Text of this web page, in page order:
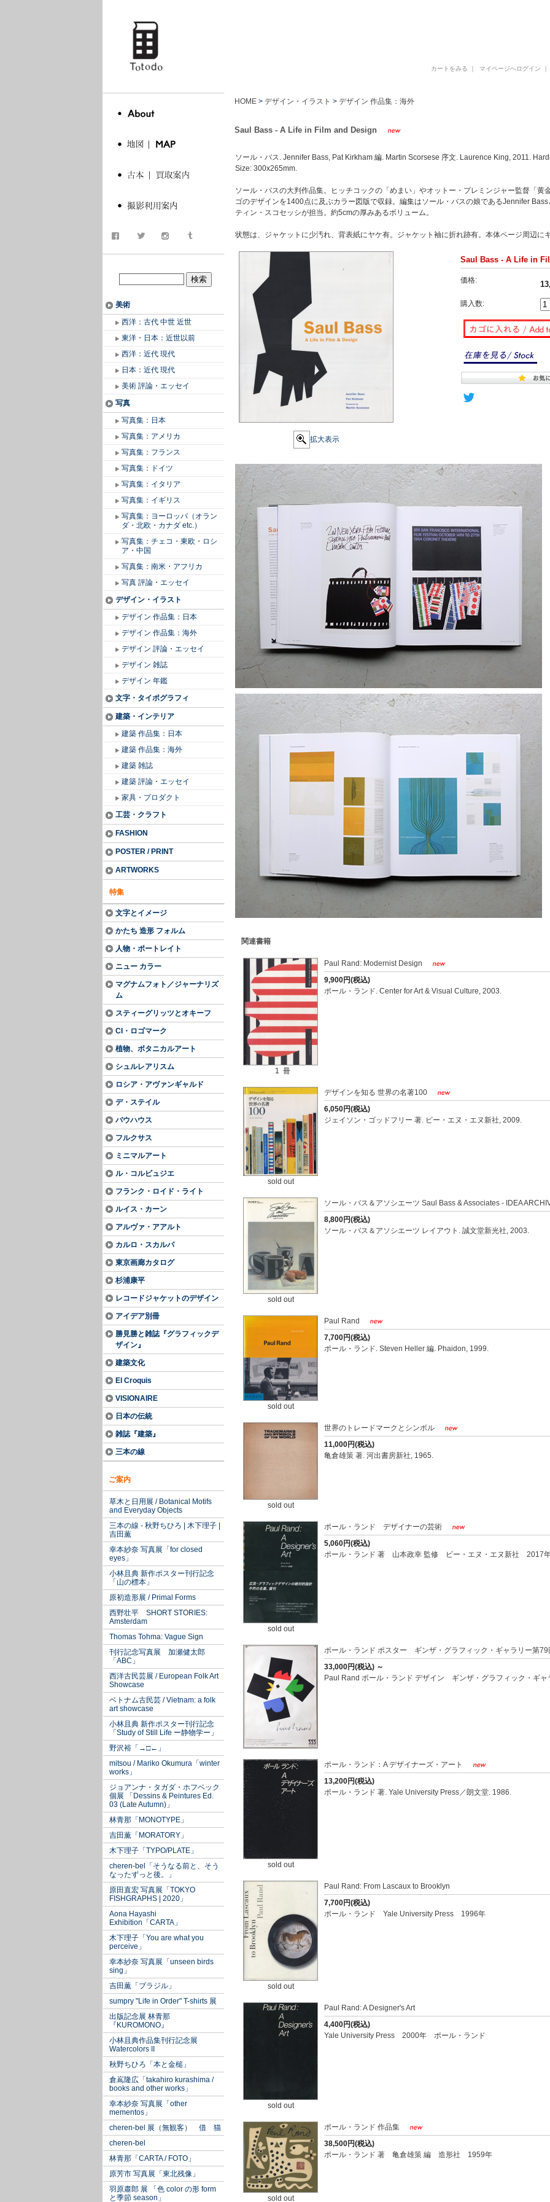
カートをみる マイページへログイン
美術
西洋：古代 中世 近世
東洋・日本：近世以前
西洋：近代 現代
日本：近代 現代
美術 評論・エッセイ
写真
写真集：日本
写真集：アメリカ
写真集：フランス
写真集：ドイツ
写真集：イタリア
写真集：イギリス
写真集：ヨーロッパ（オラン
ダ・北欧・カナダ etc.）
写真集：チェコ・東欧・ロシ
ア・中国
写真集：南米・アフリカ
写真 評論・エッセイ
デザイン・イラスト
デザイン 作品集：日本
デザイン 作品集：海外
デザイン 評論・エッセイ
デザイン 雑誌
デザイン 年鑑
文字・タイポグラフィ
建築・インテリア
建築 作品集：日本
建築 作品集：海外
建築 雑誌
建築 評論・エッセイ
家具・プロダクト
工芸・クラフト
FASHION
POSTER / PRINT
ARTWORKS
特集
文字とイメージ
かたち 造形 フォルム
人物・ポートレイト
ニュー カラー
マグナムフォト／ジャーナリズ
ム
スティーグリッツとオキーフ
CI・ロゴマーク
植物、ボタニカルアート
シュルレアリスム
ロシア・アヴァンギャルド
デ・ステイル
バウハウス
フルクサス
ミニマルアート
ル・コルビュジエ
フランク・ロイド・ライト
ルイス・カーン
アルヴァ・アアルト
カルロ・スカルパ
東京画廊カタログ
杉浦康平
レコードジャケットのデザイン
アイデア別冊
勝見勝と雑誌『グラフィックデ
ザイン』
建築文化
El Croquis
VISIONAIRE
日本の伝統
雑誌『建築』
三本の線
ご案内
草木と日用展 / Botanical Motifs
and Everyday Objects
三本の線 - 秋野ちひろ | 木下理子 |
吉田薫
幸本紗奈 写真展「for closed
eyes」
小林且典 新作ポスター刊行記念
「山の標本」
原初造形展 / Primal Forms
西野壮平 SHORT STORIES:
Amsterdam
Thomas Tohma: Vague Sign
刊行記念写真展 加瀬健太郎
「ABC」
西洋古民芸展 / European Folk Art
Showcase
ベトナム古民芸 / Vietnam: a folk
art showcase
小林且典 新作ポスター刊行記念
「Study of Still Life ー静物学ー」
野沢裕「→□←」
mitsou / Mariko Okumura「winter
works」
ジョアンナ・タガダ・ホフベック
個展 「Dessins & Peintures Ed.
03 (Late Autumn)」
林青那「MONOTYPE」
吉田薫「MORATORY」
木下理子「TYPO/PLATE」
cheren-bel「そうなる前と、そう
なったずっと後。」
原田直宏 写真展「TOKYO
FISHGRAPHS | 2020」
Aona Hayashi
Exhibition「CARTA」
木下理子「You are what you
perceive」
幸本紗奈 写真展「unseen birds
sing」
吉田薫「ブラジル」
sumpry "Life in Order" T-shirts 展
出版記念展 林青那
『KUROMONO』
小林且典作品集刊行記念展
Watercolors II
秋野ちひろ「本と金槌」
倉嶌隆広「takahiro kurashima /
books and other works」
幸本紗奈 写真展「other
mementos」
cheren-bel 展（無観客） 借 猫
cheren-bel
林青那「CARTA / FOTO」
原芳市 写真展「東北残像」
羽原肅郎 展 「色 color の形 form
と季節 season」
HOME > デザイン・イラスト > デザイン 作品集：海外
Saul Bass - A Life in Film and Design
ソール・バス. Jennifer Bass, Pat Kirkham 編. Martin Scorsese 序文. Laurence King, 2011.
Size: 300x265mm.
ソール・バスの大判作品集。ヒッチコックの「めまい」やオットー・プレミンジャー監督「黄
ゴのデザインを1400点に及ぶカラー図版で収録。編集はソール・バスの娘であるJennifer
ティン・スコセッシが担当。約5cmの厚みあるボリューム。
状態は、ジャケットに少汚れ、背表紙にヤケ有。ジャケット袖に折れ跡有。本体ページ周辺に
拡大表示
Saul Bass - A Life in
価格:
購入数:
関連書籍
1 冊
Paul Rand: Modernist Design
9,900円(税込)
ポール・ランド. Center for Art & Visual Culture, 2003.
sold out
デザインを知る 世界の名著100
6,050円(税込)
ジェイソン・ゴッドフリー 著. ビー・エヌ・エヌ新社, 2009.
sold out
ソール・バス＆アソシエーツ Saul Bass & Associates - IDEA
8,800円(税込)
ソール・バス＆アソシエーツ レイアウト. 誠文堂新光社, 2003.
sold out
Paul Rand
7,700円(税込)
ポール・ランド. Steven Heller 編. Phaidon, 1999.
sold out
世界のトレードマークとシンボル
11,000円(税込)
亀倉雄策 著. 河出書房新社, 1965.
sold out
ポール・ランド デザイナーの芸術
5,060円(税込)
ポール・ランド 著 山本政幸 監修 ビー・エヌ・エヌ新社 2017
ポール・ランド ポスター ギンザ・グラフィック・ギャラリー第79
33,000円(税込) ～
Paul Rand ポール・ランド デザイン ギンザ・グラフィック・ギ
sold out
ポール・ランド：A デザイナーズ・アート
13,200円(税込)
ポール・ランド 著. Yale University Press／朗文堂. 1986.
sold out
Paul Rand: From Lascaux to Brooklyn
7,700円(税込)
ポール・ランド Yale University Press 1996年
sold out
Paul Rand: A Designer's Art
4,400円(税込)
Yale University Press 2000年 ポール・ランド
sold out
ポール・ランド 作品集
38,500円(税込)
ポール・ランド 著 亀倉雄策 編 造形社 1959年